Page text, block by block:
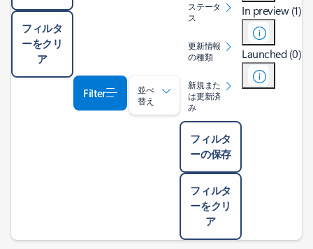
フィルタ
ーをクリ
ア
Filter
並べ
替え
ステータ
ス
更新情報
の種類
新規また
は更新済
み
フィルタ
ーの保存
フィルタ
ーをクリ
ア
In preview (1)
Launched (0)